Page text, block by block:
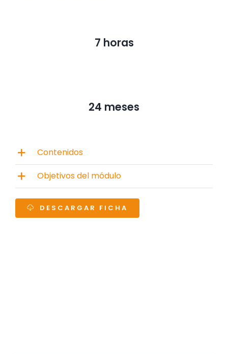
7 horas
24 meses
Contenidos
Objetivos del módulo
DESCARGAR FICHA